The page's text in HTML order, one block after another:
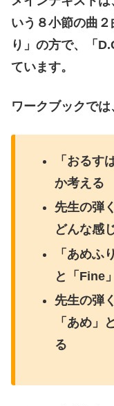
いう８小節の曲
り」の方で、「
ています。
ワークブックでは
「おるす
か考える
先生の弾
どんな感
「あめふ
と「Fine
先生の弾
「あめ」
る